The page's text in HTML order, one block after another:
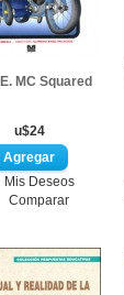
MC Squared
u$24
Mis Deseos
Comparar